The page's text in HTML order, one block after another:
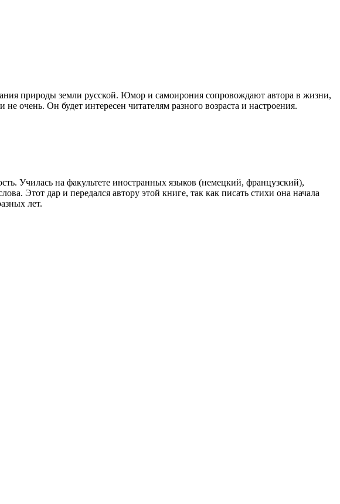
природы земли русской. Юмор и самоирония сопровождают автора в жизни,
очень. Он будет интересен читателям разного возраста и настроения.
Училась на факультете иностранных языков (немецкий, французский),
Этот дар и передался автору этой книге, так как писать стихи она начала
лет.